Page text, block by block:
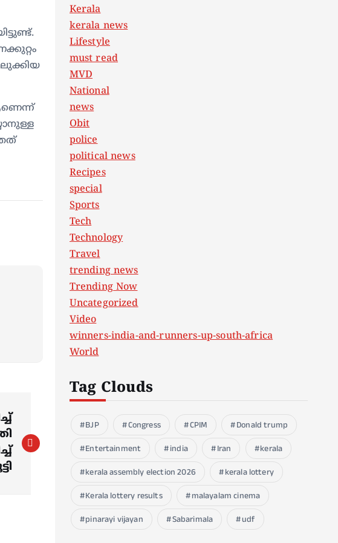
Kerala
kerala news
Lifestyle
must read
MVD
National
news
Obit
police
political news
Recipes
special
Sports
Tech
Technology
Travel
trending news
Trending Now
Uncategorized
Video
winners-india-and-runners-up-south-africa
World
Tag Clouds
BJP Congress CPIM
Donald trump
Entertainment
india Iran
kerala
kerala assembly election 2026
kerala lottery
Kerala lottery results
malayalam cinema
pinarayi vijayan
Sabarimala udf